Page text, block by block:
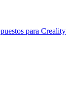
para Creality